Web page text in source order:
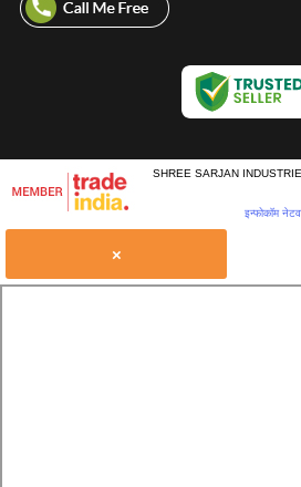
SHREE SARJAN
इन्फोकॉम
×